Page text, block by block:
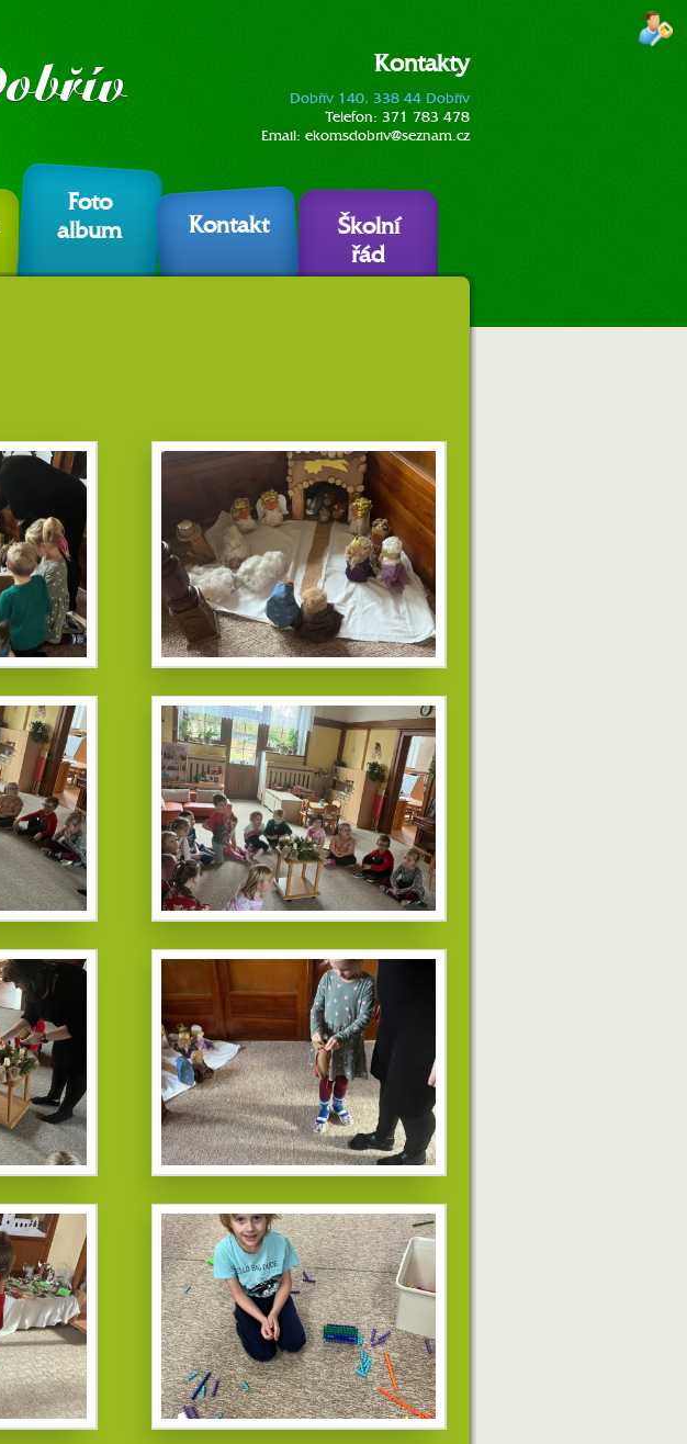
Kontakty
Dobřív 140, 338 44 Dobřív
Telefon: 371 783 478
Email: ekomsdobriv@seznam.cz
Foto
album
Kontakt
Školní
řád